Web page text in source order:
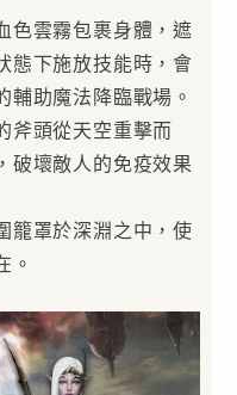
色雲霧包裹身體，遮
態下施放技能時，會
輔助魔法降臨戰場。
斧頭從天空重擊而
破壞敵人的免疫效果
籠罩於深淵之中，使
。